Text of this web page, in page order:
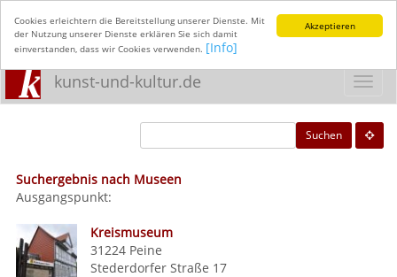
Akzeptieren
Cookies erleichtern die Bereitstellung unserer Dienste. Mit
der Nutzung unserer Dienste erklären Sie sich damit
einverstanden, dass wir Cookies verwenden. [Info]
kunst-und-kultur.de
Suchen
Suchergebnis nach Museen
Ausgangspunkt:
Kreismuseum
31224 Peine
Stederdorfer Straße 17